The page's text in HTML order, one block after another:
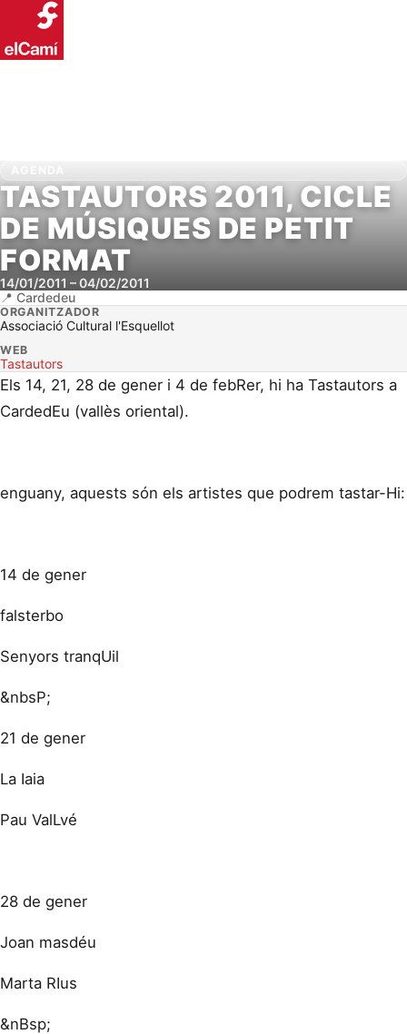
TASTAUTORS 2011, CICLE
DE MÚSIQUES DE PETIT
FORMAT
14/01/2011 –04/02/2011
Cardedeu
ORGANITZADOR
Associació Cultural l'Esquellot
WEB
Tastautors
Els 14, 21, 28 de gener i 4 de febRer, hi ha Tastautors a
CardedEu (vallès oriental).
enguany, aquests són els artistes que podrem tastar-Hi:
14 de gener
falsterbo
Senyors tranqUil
&nbsP;
21 de gener
La Iaia
Pau ValLvé
28 de gener
Joan masdéu
Marta RIus
&nBsp;